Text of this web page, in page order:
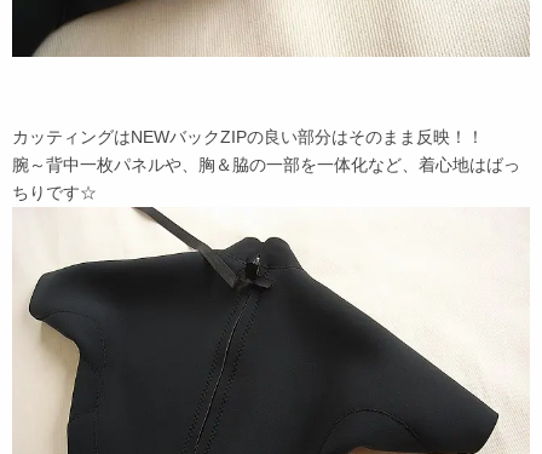
カッティングはNEWバックZIPの良い部分はそのまま反映！！
腕～背中一枚パネルや、胸＆脇の一部を一体化など、着心地はばっ
ちりです☆